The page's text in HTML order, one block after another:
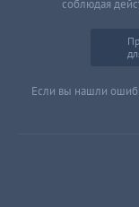
соблюдая
Если вы нашли